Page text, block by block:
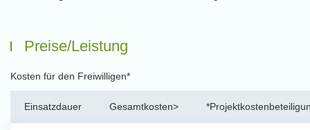
Preise/Leistung
Kosten für den Freiwilligen*
Einsatzdauer Gesamtkosten>